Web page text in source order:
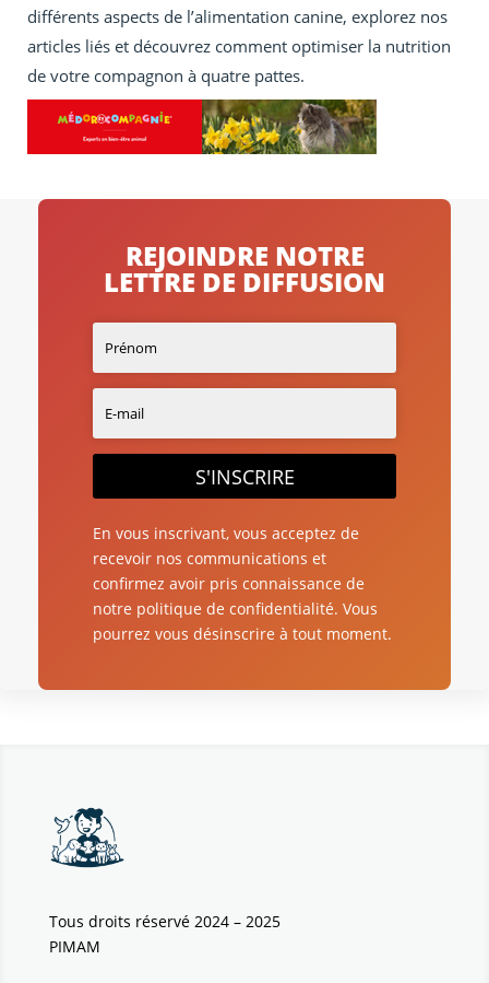
différents aspects de l’alimentation canine, explorez nos
articles liés et découvrez comment optimiser la nutrition
de votre compagnon à quatre pattes.
REJOINDRE NOTRE
LETTRE DE DIFFUSION
S'INSCRIRE
En vous inscrivant, vous acceptez de
recevoir nos communications et
confirmez avoir pris connaissance de
notre politique de confidentialité. Vous
pourrez vous désinscrire à tout moment.
Tous droits réservé 2024 – 2025
PIMAM